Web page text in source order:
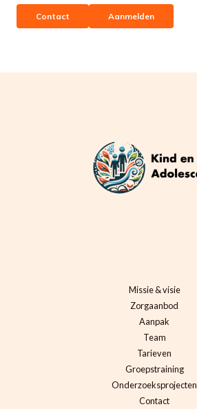
Contact Aanmelden
Missie & visie
Zorgaanbod
Aanpak
Team
Tarieven
Groepstraining
Onderzoeksprojecten
Contact